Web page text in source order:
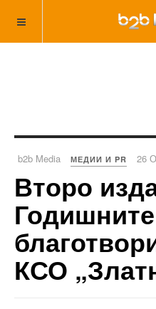
b2b Media МЕДИИ И PR 26
Второ
КСО